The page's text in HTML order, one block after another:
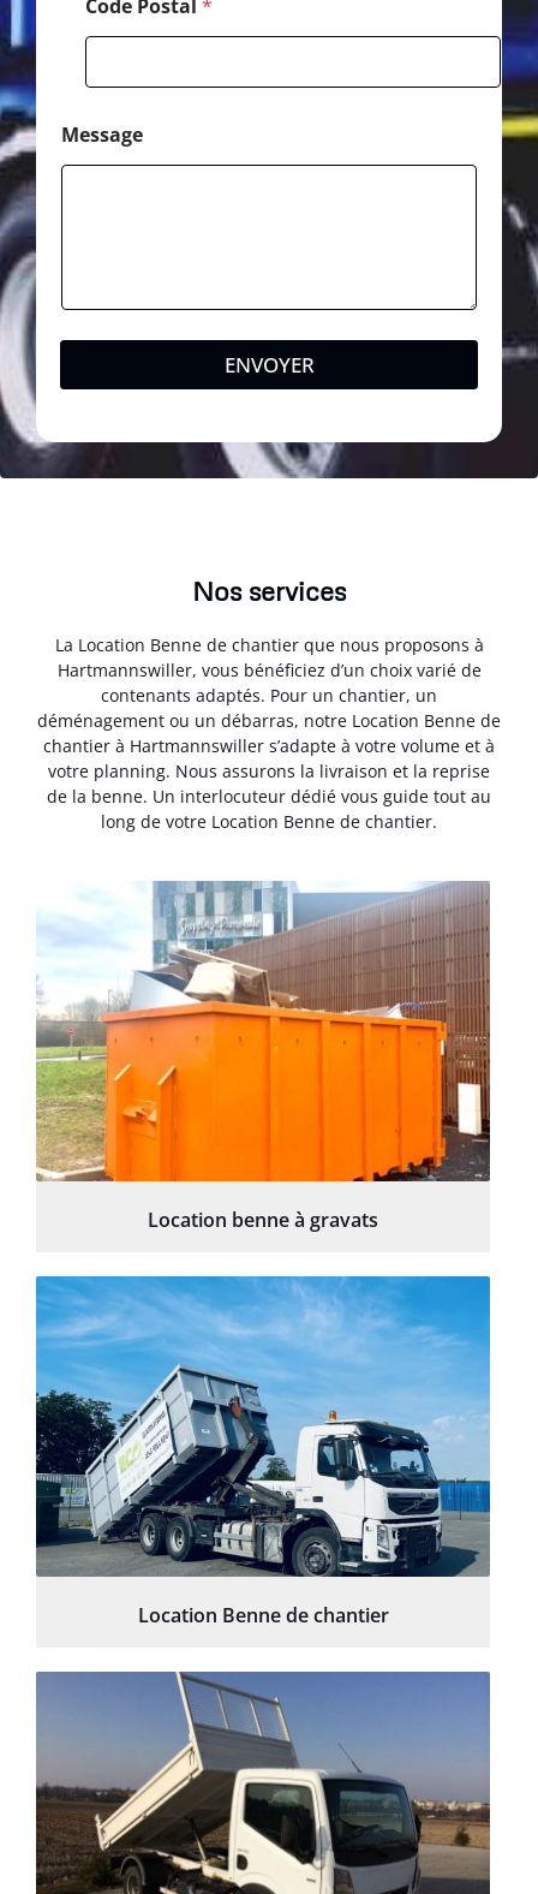
Code Postal *
Message
ENVOYER
Nos services
La Location Benne de chantier que nous proposons à
Hartmannswiller, vous bénéficiez d’un choix varié de
contenants adaptés. Pour un chantier, un
déménagement ou un débarras, notre Location Benne de
chantier à Hartmannswiller s’adapte à votre volume et à
votre planning. Nous assurons la livraison et la reprise
de la benne. Un interlocuteur dédié vous guide tout au
long de votre Location Benne de chantier.
Location benne à gravats
Location Benne de chantier